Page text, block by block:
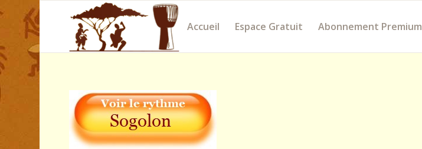
Accueil Espace Gratuit Abonnement Premium